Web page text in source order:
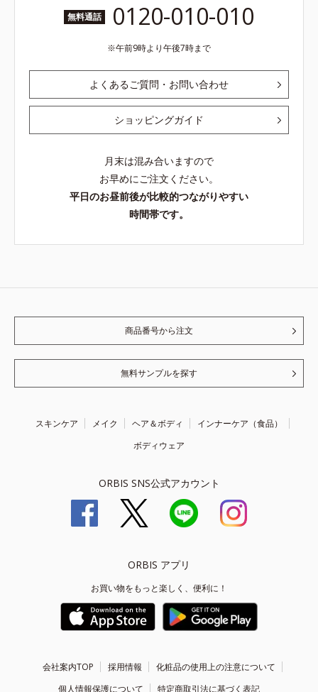
無料通話 0120-010-010
午前9時より午後7時まで
よくあるご質問・お問い合わせ
ショッピングガイド
月末は混み合いますので
お早めにご注文ください。
平日のお昼前後が比較的つながりやすい
時間帯です。
商品番号から注文
無料サンプルを探す
スキンケア メイク ヘア＆ボディ
インナーケア（食品）
ボディウェア
ORBIS SNS公式アカウント
ORBIS アプリ
お買い物をもっと楽しく、便利に！
会社案内TOP 採用情報
化粧品の使用上の注意について
個人情報保護について
特定商取引法に基づく表記